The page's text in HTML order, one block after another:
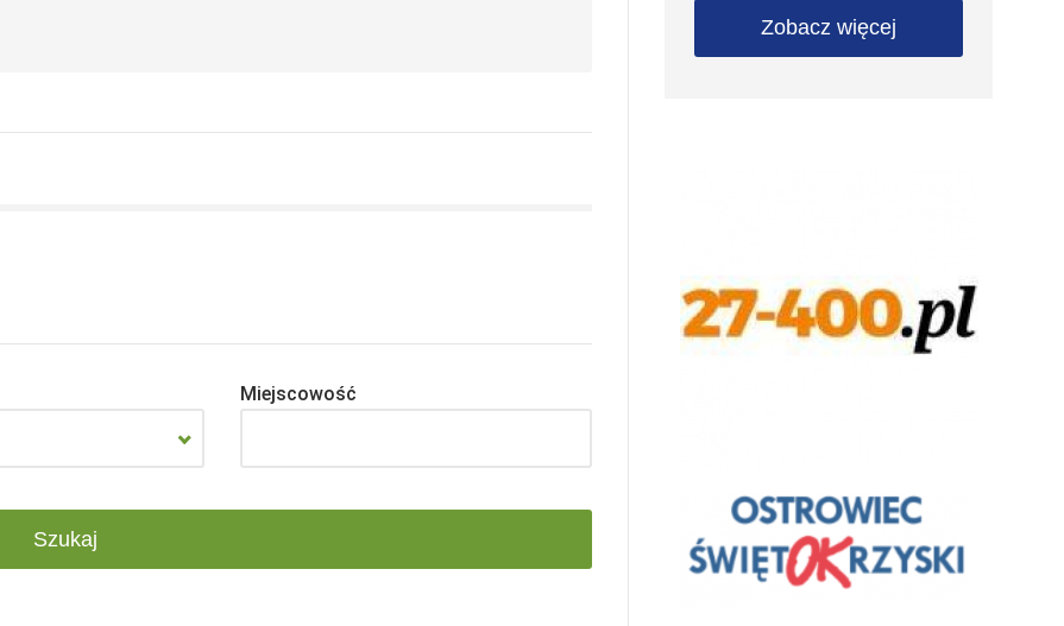
Miejscowość
Zobacz więcej